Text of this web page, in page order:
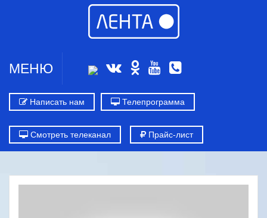
МЕНЮ
Написать нам Телепрограмма
Смотреть телеканал Прайс-лист